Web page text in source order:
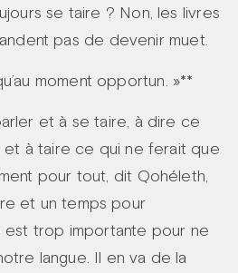
se taire ? Non, les livres
pas de devenir muet.
moment opportun. »**
et à se taire, à dire ce
et à taire ce qui ne ferait que
pour tout, dit Qohéleth,
et un temps pour
est trop importante pour ne
langue. Il en va de la